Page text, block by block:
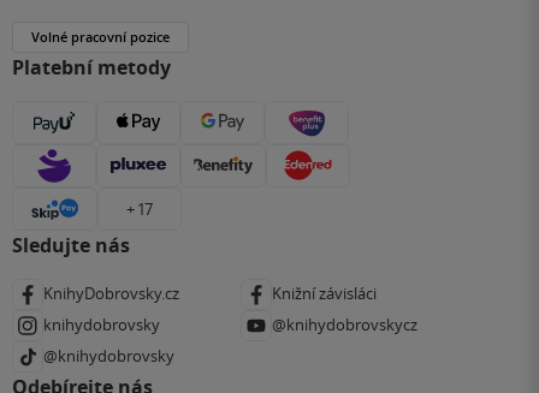
Volné pracovní pozice
Platební metody
+ 17
Sledujte nás
KnihyDobrovsky.cz
Knižní závisláci
knihydobrovsky
@knihydobrovskycz
@knihydobrovsky
Odebírejte nás